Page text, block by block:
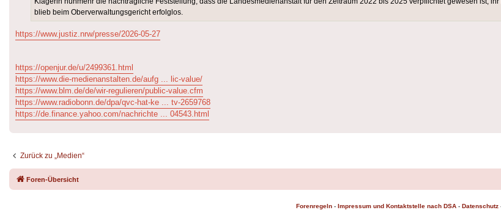
blieb beim Oberverwaltungsgericht erfolglos.
https://www.justiz.nrw/presse/2026-05-27
https://openjur.de/u/2499361.html
https://www.die-medienanstalten.de/aufg ... lic-value/
https://www.blm.de/de/wir-regulieren/public-value.cfm
https://www.radiobonn.de/dpa/qvc-hat-ke ... tv-2659768
https://de.finance.yahoo.com/nachrichte ... 04543.html
Zurück zu „Medien“
Foren-Übersicht
Forenregeln - Impressum und Kontaktstelle nach DSA - Datenschutz